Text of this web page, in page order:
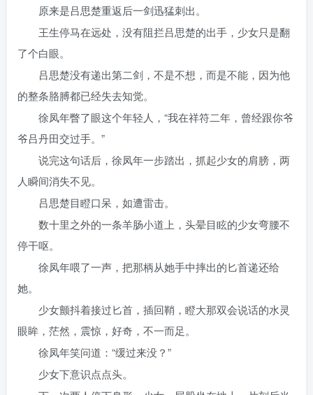
原来是吕思楚重返后一剑迅猛刺出。
王生停马在远处，没有阻拦吕思楚的出手，少女只是翻
了个白眼。
吕思楚没有递出第二剑，不是不想，而是不能，因为他
的整条胳膊都已经失去知觉。
徐凤年瞥了眼这个年轻人，“我在祥符二年，曾经跟你爷
爷吕丹田交过手。”
说完这句话后，徐凤年一步踏出，抓起少女的肩膀，两
人瞬间消失不见。
吕思楚目瞪口呆，如遭雷击。
数十里之外的一条羊肠小道上，头晕目眩的少女弯腰不
停干呕。
徐凤年喂了一声，把那柄从她手中摔出的匕首递还给
她。
少女颤抖着接过匕首，插回鞘，瞪大那双会说话的水灵
眼眸，茫然，震惊，好奇，不一而足。
徐凤年笑问道：“缓过来没？”
少女下意识点点头。